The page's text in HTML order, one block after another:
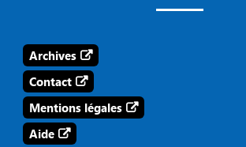
Archives
Contact
Mentions légales
Aide